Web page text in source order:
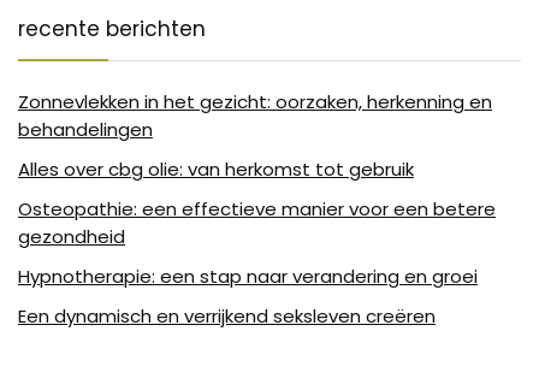
recente berichten
Zonnevlekken in het gezicht: oorzaken, herkenning en
behandelingen
Alles over cbg olie: van herkomst tot gebruik
Osteopathie: een effectieve manier voor een betere
gezondheid
Hypnotherapie: een stap naar verandering en groei
Een dynamisch en verrijkend seksleven creëren